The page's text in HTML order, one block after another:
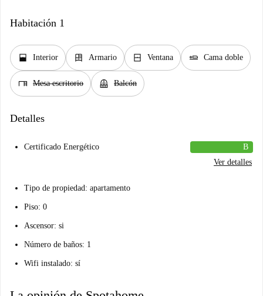
Habitación 1
window_open Interior dresser Armario window_closed Ventana airline_seat_flat Cama doble
desk Mesa escritorio balcony Balcón
Detalles
Certificado Energético
B
Ver detalles
Tipo de propiedad: apartamento
Piso: 0
Ascensor: si
Número de baños: 1
Wifi instalado: sí